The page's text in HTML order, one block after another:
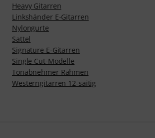
Heavy Gitarren
Linkshänder E-Gitarren
Nylongurte
Sattel
Signature E-Gitarren
Single Cut-Modelle
Tonabnehmer Rahmen
Westerngitarren 12-saitig